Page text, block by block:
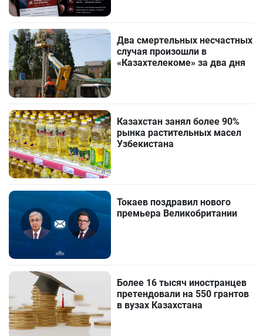
Два смертельных несчастных
случая произошли в
«Казахтелекоме» за два дня
Казахстан занял более 90%
рынка растительных масел
Узбекистана
Токаев поздравил нового
премьера Великобритании
Более 16 тысяч иностранцев
претендовали на 550 грантов
в вузах Казахстана